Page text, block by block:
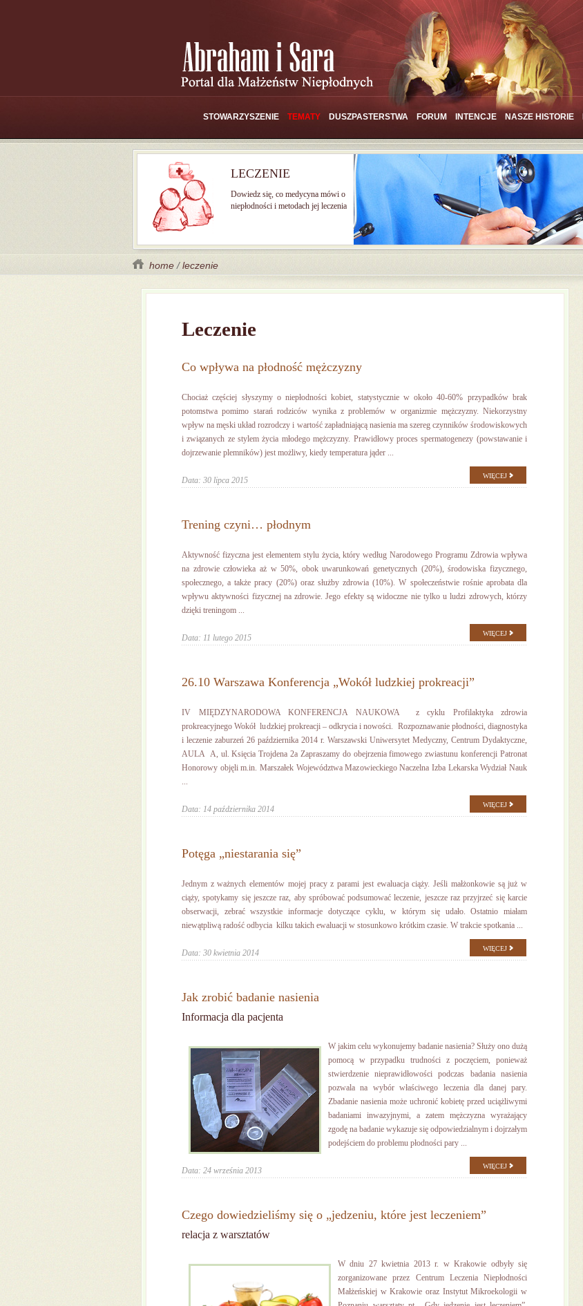
STOWARZYSZENIE TEMATY DUSZPASTERSTWA FORUM INTENCJE NASZE HISTORIE
LECZENIE
Dowiedz się, co medycyna mówi o
niepłodności i metodach jej leczenia
home /leczenie
Leczenie
Co wpływa na płodność mężczyzny
Chociaż częściej słyszymy o niepłodności kobiet, statystycznie w około 40-60% przypadków brak
potomstwa pomimo starań rodziców wynika z problemów w organizmie mężczyzny. Niekorzystny
wpływ na męski układ rozrodczy i wartość zapładniającą nasienia ma szereg czynników środowiskowych
i związanych ze stylem życia młodego mężczyzny. Prawidłowy proces spermatogenezy (powstawanie i
dojrzewanie plemników) jest możliwy, kiedy temperatura jąder ...
Data: 30 lipca 2015 WIĘCEJ
Trening czyni… płodnym
Aktywność fizyczna jest elementem stylu życia, który według Narodowego Programu Zdrowia wpływa
na zdrowie człowieka aż w 50%, obok uwarunkowań genetycznych (20%), środowiska fizycznego,
społecznego, a także pracy (20%) oraz służby zdrowia (10%). W społeczeństwie rośnie aprobata dla
wpływu aktywności fizycznej na zdrowie. Jego efekty są widoczne nie tylko u ludzi zdrowych, którzy
dzięki treningom ...
Data: 11 lutego 2015 WIĘCEJ
26.10 Warszawa Konferencja „Wokół ludzkiej prokreacji”
IV MIĘDZYNARODOWA KONFERENCJA NAUKOWA z cyklu Profilaktyka zdrowia
prokreacyjnego Wokół ludzkiej prokreacji – odkrycia i nowości. Rozpoznawanie płodności, diagnostyka
i leczenie zaburzeń 26 października 2014 r. Warszawski Uniwersytet Medyczny, Centrum Dydaktyczne,
AULA A, ul. Księcia Trojdena 2a Zapraszamy do obejrzenia fimowego zwiastunu konferencji Patronat
Honorowy objęli m.in. Marszałek Województwa Mazowieckiego Naczelna Izba Lekarska Wydział Nauk
...
Data: 14 października 2014 WIĘCEJ
Potęga „niestarania się”
Jednym z ważnych elementów mojej pracy z parami jest ewaluacja ciąży. Jeśli małżonkowie są już w
ciąży, spotykamy się jeszcze raz, aby spróbować podsumować leczenie, jeszcze raz przyjrzeć się karcie
obserwacji, zebrać wszystkie informacje dotyczące cyklu, w którym się udało. Ostatnio miałam
niewątpliwą radość odbycia kilku takich ewaluacji w stosunkowo krótkim czasie. W trakcie spotkania ...
Data: 30 kwietnia 2014 WIĘCEJ
Jak zrobić badanie nasienia
Informacja dla pacjenta
W jakim celu wykonujemy badanie nasienia? Służy ono dużą
pomocą w przypadku trudności z poczęciem, ponieważ
stwierdzenie nieprawidłowości podczas badania nasienia
pozwala na wybór właściwego leczenia dla danej pary.
Zbadanie nasienia może uchronić kobietę przed uciążliwymi
badaniami inwazyjnymi, a zatem mężczyzna wyrażający
zgodę na badanie wykazuje się odpowiedzialnym i dojrzałym
podejściem do problemu płodności pary ...
Data: 24 września 2013 WIĘCEJ
Czego dowiedzieliśmy się o „jedzeniu, które jest leczeniem”
relacja z warsztatów
W dniu 27 kwietnia 2013 r. w Krakowie odbyły się
zorganizowane przez Centrum Leczenia Niepłodności
Małżeńskiej w Krakowie oraz Instytut Mikroekologii w